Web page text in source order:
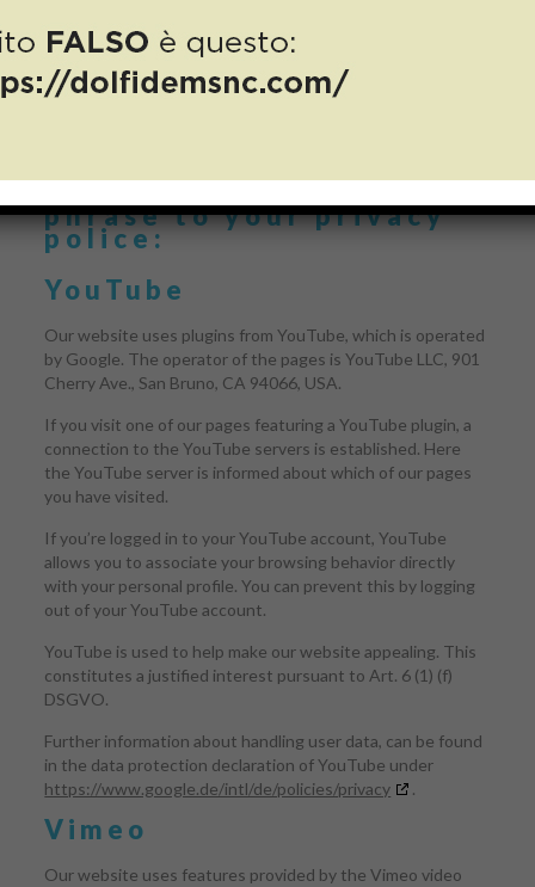
In case you’re using
Google Web Fonts
(default) or playing
videos or sounds via
phrase to your privacy
police:
YouTube
Our website uses plugins from YouTube, which is operated
by Google. The operator of the pages is YouTube LLC, 901
Cherry Ave., San Bruno, CA 94066, USA.
If you visit one of our pages featuring a YouTube plugin, a
connection to the YouTube servers is established. Here
the YouTube server is informed about which of our pages
you have visited.
If you’re logged in to your YouTube account, YouTube
allows you to associate your browsing behavior directly
with your personal profile. You can prevent this by logging
out of your YouTube account.
YouTube is used to help make our website appealing. This
constitutes a justified interest pursuant to Art. 6 (1) (f)
DSGVO.
Further information about handling user data, can be found
in the data protection declaration of YouTube under
https://www.google.de/intl/de/policies/privacy
.
Vimeo
Our website uses features provided by the Vimeo video